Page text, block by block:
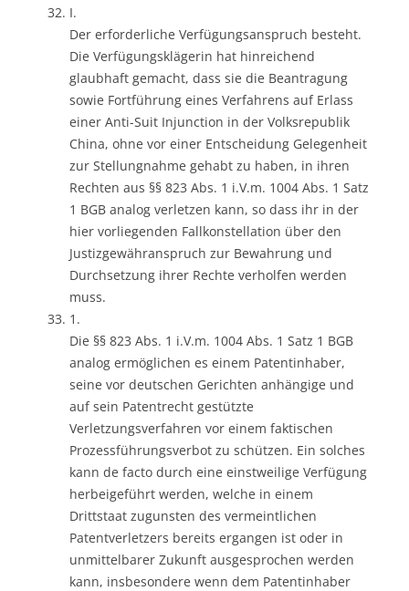
I.
Der erforderliche Verfügungsanspruch besteht.
Die Verfügungsklägerin hat hinreichend
glaubhaft gemacht, dass sie die Beantragung
sowie Fortführung eines Verfahrens auf Erlass
einer Anti-Suit Injunction in der Volksrepublik
China, ohne vor einer Entscheidung Gelegenheit
zur Stellungnahme gehabt zu haben, in ihren
Rechten aus §§ 823 Abs. 1 i.V.m. 1004 Abs. 1 Satz
1 BGB analog verletzen kann, so dass ihr in der
hier vorliegenden Fallkonstellation über den
Justizgewähranspruch zur Bewahrung und
Durchsetzung ihrer Rechte verholfen werden
muss.
1.
Die §§ 823 Abs. 1 i.V.m. 1004 Abs. 1 Satz 1 BGB
analog ermöglichen es einem Patentinhaber,
seine vor deutschen Gerichten anhängige und
auf sein Patentrecht gestützte
Verletzungsverfahren vor einem faktischen
Prozessführungsverbot zu schützen. Ein solches
kann de facto durch eine einstweilige Verfügung
herbeigeführt werden, welche in einem
Drittstaat zugunsten des vermeintlichen
Patentverletzers bereits ergangen ist oder in
unmittelbarer Zukunft ausgesprochen werden
kann, insbesondere wenn dem Patentinhaber